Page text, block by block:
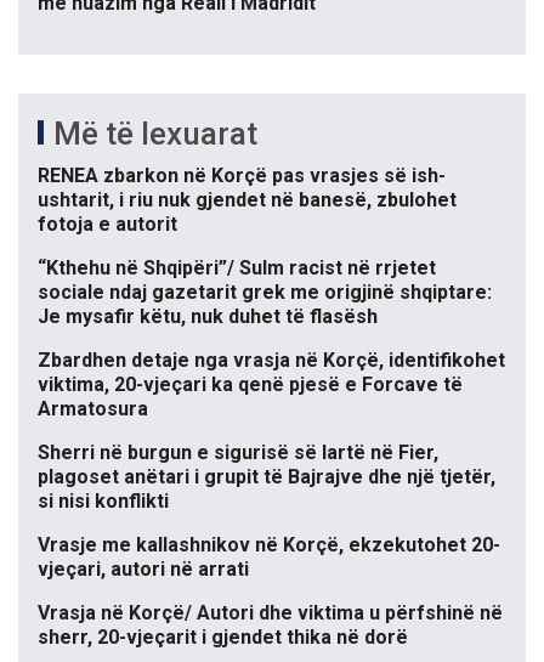
Më të lexuarat
RENEA zbarkon në Korçë pas vrasjes së ish-
ushtarit, i riu nuk gjendet në banesë, zbulohet
fotoja e autorit
“Kthehu në Shqipëri”/ Sulm racist në rrjetet
sociale ndaj gazetarit grek me origjinë shqiptare:
Je mysafir këtu, nuk duhet të flasësh
Zbardhen detaje nga vrasja në Korçë, identifikohet
viktima, 20-vjeçari ka qenë pjesë e Forcave të
Armatosura
Sherri në burgun e sigurisë së lartë në Fier,
plagoset anëtari i grupit të Bajrajve dhe një tjetër,
si nisi konflikti
Vrasje me kallashnikov në Korçë, ekzekutohet 20-
vjeçari, autori në arrati
Vrasja në Korçë/ Autori dhe viktima u përfshinë në
sherr, 20-vjeçarit i gjendet thika në dorë